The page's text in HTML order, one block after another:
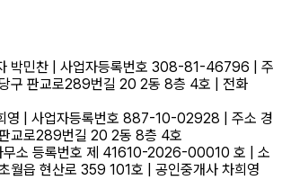
박민찬 사업자등록번호 308-81-46796
주
구 판교로289번길 20 2동 8층 4호
전화
영 사업자등록번호 887-10-02928 주소 경
교로289번길 20 2동 8층 4호
소 등록번호 제 41610-2026-00010 호
소
월읍 현산로 359 101호 공인중개사 차희영